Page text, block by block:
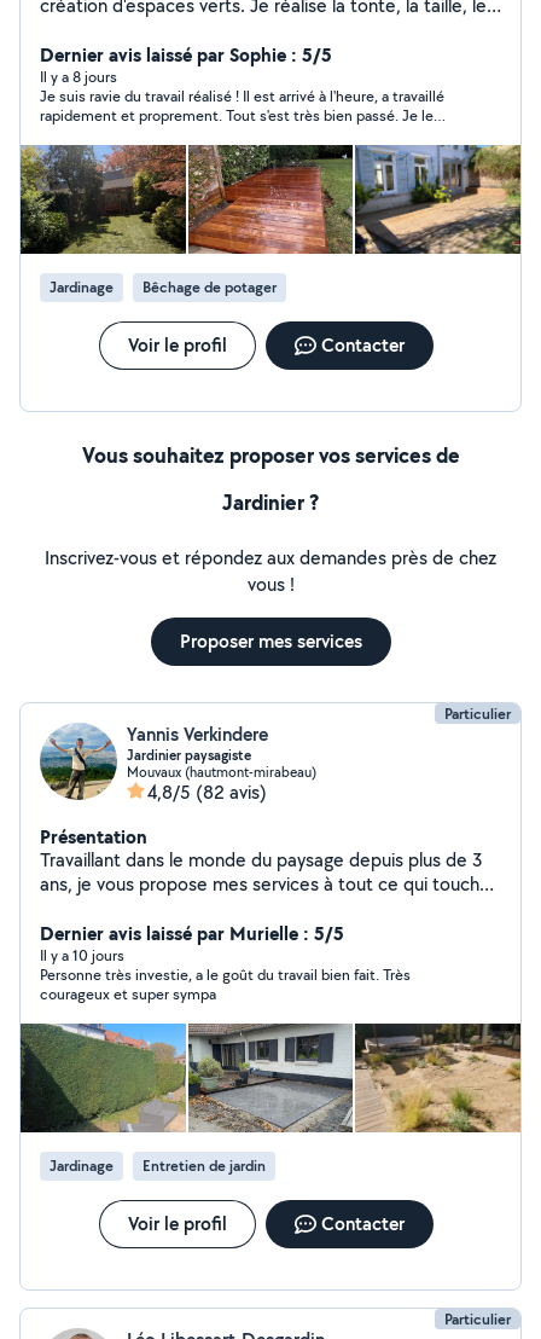
création d'espaces verts. Je réalise la tonte, la taille, le
jardins ainsi que l'aménagement complet : plantations,
massifs, allées, pelouses, petites maçonneries
paysagères et créations sur mesure. Je travaille avec
sérieux, précision et sens du détail pour offrir des
extérieurs propres, harmonieux et durables. Disponible
pour particuliers et entreprises, je m'adapte à chaque
projet pour garantir un résultat professionnel et soigné
Dernier avis laissé par Sophie : 5/5
Il y a 8 jours
Je suis ravie du travail réalisé ! Il est arrivé à l'heure, a travaillé
rapidement et proprement. Tout s'est très bien passé. Je le
services avec plaisir
Jardinage Bêchage de potager
Voir le profil Contacter
Vous souhaitez proposer vos services de
Jardinier ?
Inscrivez-vous et répondez aux demandes près de chez
vous !
Proposer mes services
Particulier
Yannis Verkindere
Jardinier paysagiste
Mouvaux (hautmont-mirabeau)
4,8/5 (82 avis)
Présentation
Travaillant dans le monde du paysage depuis plus de 3
ans, je vous propose mes services à tout ce qui touche
abattage d'arbres, -tonte et scarification de pelouse, -
création de massif, -création ou restauration de gazon, -
pose de clôtures, -pose de bordures, -pavages.
N'hésitez pas à me contacter pour plus de
renseignements !
Dernier avis laissé par Murielle : 5/5
Il y a 10 jours
Personne très investie, a le goût du travail bien fait. Très
courageux et super sympa
Jardinage Entretien de jardin
Voir le profil Contacter
Particulier